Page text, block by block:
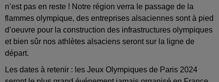
n’est pas en reste ! Notre région verra le passage de la
flammes olympique, des entreprises alsaciennes sont à pied
d’oeuvre pour la construction des infrastructures olympiques
et bien sûr nos athlètes alsaciens seront sur la ligne de
départ.
Les dates à retenir : les Jeux Olympiques de Paris 2024